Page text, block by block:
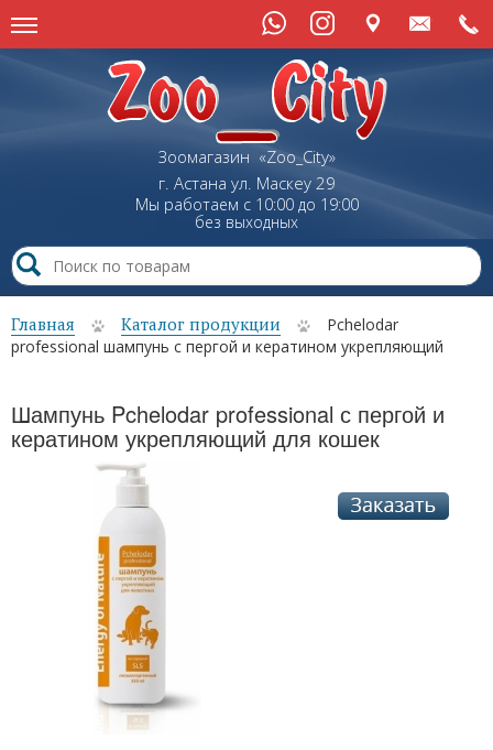
Зоомагазин «Zoo_City»
г. Астана ул. Маскеу29
Мы работаем с 10:00 до 19:00
без выходных
Главная Каталог продукции
Pchelodar
professional шампунь с пергой и кератином укрепляющий
Шампунь Pchelodar professional с пергой и
кератином укрепляющий для кошек